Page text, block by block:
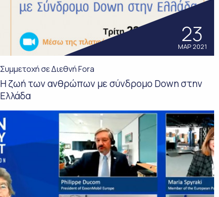
23
ΜΑΡ 2021
Συμμετοχή σε Διεθνή Fora
Η ζωή των ανθρώπων με σύνδρομο Down στην
Ελλάδα